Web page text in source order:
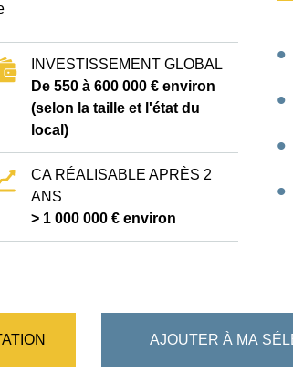
INVESTISSEMENT GLOBAL
De 550 à 600 000 € environ
(selon la taille et l'état du
local)
CA RÉALISABLE APRÈS 2
ANS
> 1 000 000 € environ
AJOUTER À MA